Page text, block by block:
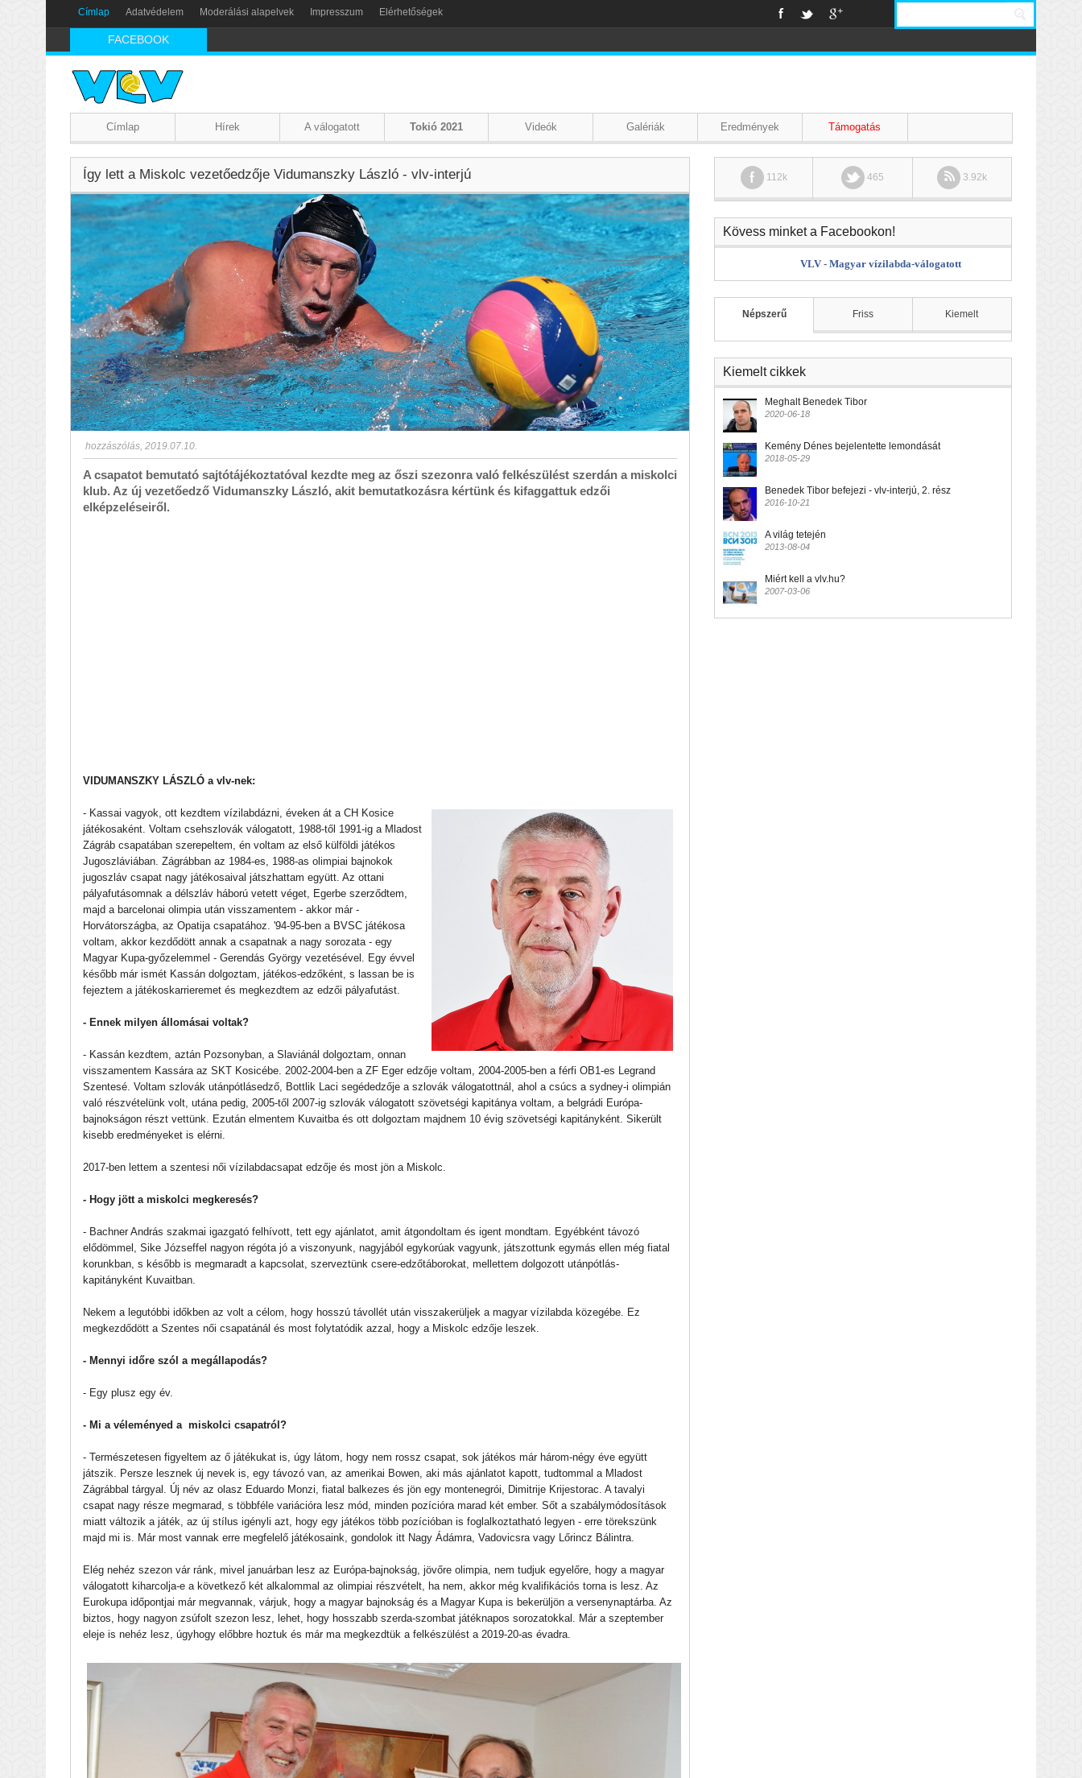
Címlap Adatvédelem Moderálási alapelvek Impresszum Elérhetőségek
FACEBOOK
Címlap Hírek A válogatott Tokió 2021 Videók Galériák Eredmények Támogatás
Így lett a Miskolc vezetőedzője Vidumanszky László - vlv-interjú
hozzászólás, 2019.07.10.
A csapatot bemutató sajtótájékoztatóval kezdte meg az őszi szezonra való felkészülést szerdán a miskolci
klub. Az új vezetőedző Vidumanszky László, akit bemutatkozásra kértünk és kifaggattuk edzői
elképzeléseiről.
VIDUMANSZKY LÁSZLÓ a vlv-nek:
- Kassai vagyok, ott kezdtem vízilabdázni, éveken át a CH Kosice
játékosaként. Voltam csehszlovák válogatott, 1988-től 1991-ig a Mladost
Zágráb csapatában szerepeltem, én voltam az első külföldi játékos
Jugoszláviában. Zágrábban az 1984-es, 1988-as olimpiai bajnokok
jugoszláv csapat nagy játékosaival játszhattam együtt. Az ottani
pályafutásomnak a délszláv háború vetett véget, Egerbe szerződtem,
majd a barcelonai olimpia után visszamentem - akkor már -
Horvátországba, az Opatija csapatához. '94-95-ben a BVSC játékosa
voltam, akkor kezdődött annak a csapatnak a nagy sorozata - egy
Magyar Kupa-győzelemmel - Gerendás György vezetésével. Egy évvel
később már ismét Kassán dolgoztam, játékos-edzőként, s lassan be is
fejeztem a játékoskarrieremet és megkezdtem az edzői pályafutást.
- Ennek milyen állomásai voltak?
- Kassán kezdtem, aztán Pozsonyban, a Slaviánál dolgoztam, onnan
visszamentem Kassára az SKT Kosicébe. 2002-2004-ben a ZF Eger edzője voltam, 2004-2005-ben a férfi OB1-es Legrand
Szentesé. Voltam szlovák utánpótlásedző, Bottlik Laci segédedzője a szlovák válogatottnál, ahol a csúcs a sydney-i olimpián
való részvételünk volt, utána pedig, 2005-től 2007-ig szlovák válogatott szövetségi kapitánya voltam, a belgrádi Európa-
bajnokságon részt vettünk. Ezután elmentem Kuvaitba és ott dolgoztam majdnem 10 évig szövetségi kapitányként. Sikerült
kisebb eredményeket is elérni.
2017-ben lettem a szentesi női vízilabdacsapat edzője és most jön a Miskolc.
- Hogy jött a miskolci megkeresés?
- Bachner András szakmai igazgató felhívott, tett egy ajánlatot, amit átgondoltam és igent mondtam. Egyébként távozó
elődömmel, Sike Józseffel nagyon régóta jó a viszonyunk, nagyjából egykorúak vagyunk, játszottunk egymás ellen még fiatal
korunkban, s később is megmaradt a kapcsolat, szerveztünk csere-edzőtáborokat, mellettem dolgozott utánpótlás-
kapitányként Kuvaitban.
Nekem a legutóbbi időkben az volt a célom, hogy hosszú távollét után visszakerüljek a magyar vízilabda közegébe. Ez
megkezdődött a Szentes női csapatánál és most folytatódik azzal, hogy a Miskolc edzője leszek.
- Mennyi időre szól a megállapodás?
- Egy plusz egy év.
- Mi a véleményed a miskolci csapatról?
- Természetesen figyeltem az ő játékukat is, úgy látom, hogy nem rossz csapat, sok játékos már három-négy éve együtt
játszik. Persze lesznek új nevek is, egy távozó van, az amerikai Bowen, aki más ajánlatot kapott, tudtommal a Mladost
Zágrábbal tárgyal. Új név az olasz Eduardo Monzi, fiatal balkezes és jön egy montenegrói, Dimitrije Krijestorac. A tavalyi
csapat nagy része megmarad, s többféle variációra lesz mód, minden pozícióra marad két ember. Sőt a szabálymódosítások
miatt változik a játék, az új stílus igényli azt, hogy egy játékos több pozícióban is foglalkoztatható legyen - erre törekszünk
majd mi is. Már most vannak erre megfelelő játékosaink, gondolok itt Nagy Ádámra, Vadovicsra vagy Lőrincz Bálintra.
Elég nehéz szezon vár ránk, mivel januárban lesz az Európa-bajnokság, jövőre olimpia, nem tudjuk egyelőre, hogy a magyar
válogatott kiharcolja-e a következő két alkalommal az olimpiai részvételt, ha nem, akkor még kvalifikációs torna is lesz. Az
Eurokupa időpontjai már megvannak, várjuk, hogy a magyar bajnokság és a Magyar Kupa is bekerüljön a versenynaptárba. Az
biztos, hogy nagyon zsúfolt szezon lesz, lehet, hogy hosszabb szerda-szombat játéknapos sorozatokkal. Már a szeptember
eleje is nehéz lesz, úgyhogy előbbre hoztuk és már ma megkezdtük a felkészülést a 2019-20-as évadra.
112k 465 3.92k
Kövess minket a Facebookon!
VLV - Magyar vízilabda-válogatott
Népszerű Friss Kiemelt
Kiemelt cikkek
Meghalt Benedek Tibor
2020-06-18
Kemény Dénes bejelentette lemondását
2018-05-29
Benedek Tibor befejezi - vlv-interjú, 2. rész
2016-10-21
A világ tetején
2013-08-04
Miért kell a vlv.hu?
2007-03-06